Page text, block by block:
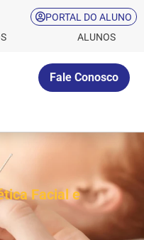
PORTAL DO ALUNO
ALUNOS
Fale Conosco
Facial e